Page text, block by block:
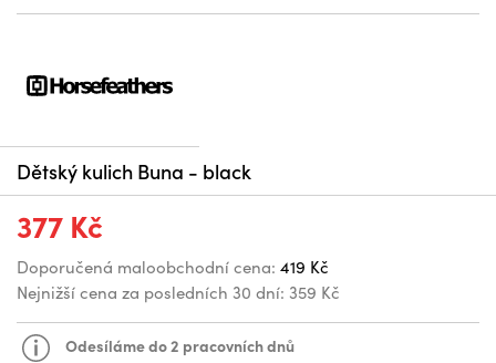
Dětský kulich Buna - black
377 Kč
Doporučená maloobchodní cena: 419 Kč
Nejnižší cena za posledních 30 dní: 359 Kč
Odesíláme do 2 pracovních dnů